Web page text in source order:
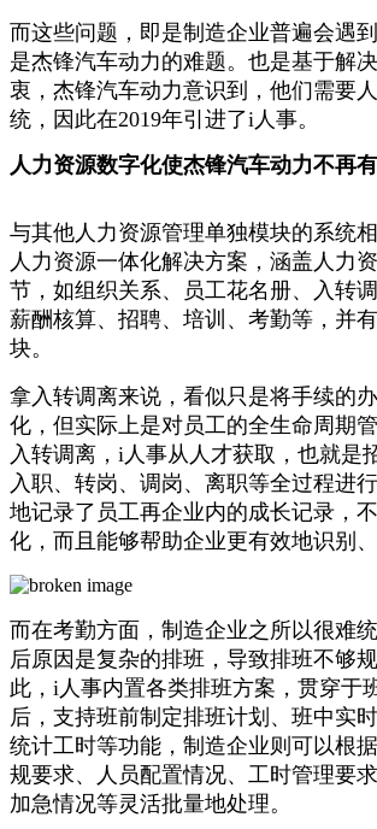
而这些问题，即是制造企业普遍会遇
是杰锋汽车动力的难题。也是基于解
衷，杰锋汽车动力意识到，他们需要
统，因此在2019年引进了i人事。
人力资源数字化使杰锋汽车动力不再
与其他人力资源管理单独模块的系统
人力资源一体化解决方案，涵盖人力
节，如组织关系、员工花名册、入转调
薪酬核算、招聘、培训、考勤等，并
块。
拿入转调离来说，看似只是将手续的
化，但实际上是对员工的全生命周期
入转调离，i人事从人才获取，也就是
入职、转岗、调岗、离职等全过程进
地记录了员工再企业内的成长记录，
化，而且能够帮助企业更有效地识别、
而在考勤方面，制造企业之所以很难
后原因是复杂的排班，导致排班不够
此，i人事内置各类排班方案，贯穿于
后，支持班前制定排班计划、班中实
统计工时等功能，制造企业则可以根
规要求、人员配置情况、工时管理要
加急情况等灵活批量地处理。